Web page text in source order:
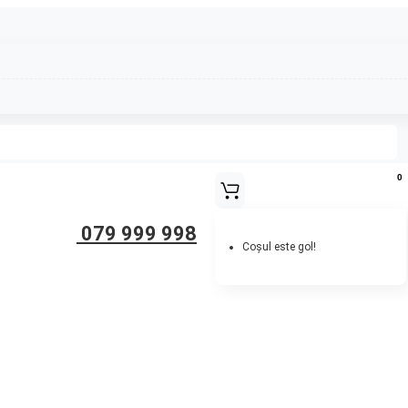
079 999 998
0
Coșul este gol!